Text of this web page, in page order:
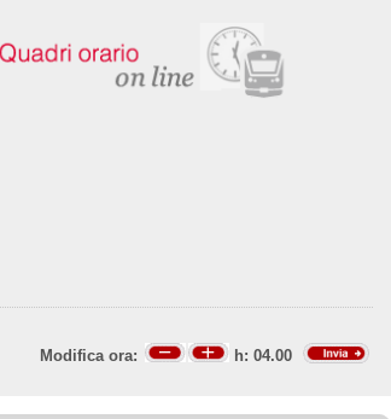
Modifica ora: h: 04.00